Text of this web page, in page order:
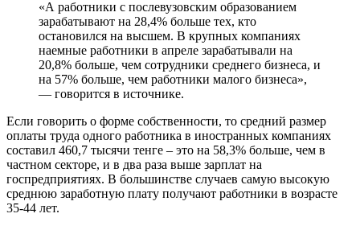
«А работники с послевузовским образованием
зарабатывают на 28,4% больше тех, кто
остановился на высшем. В крупных компаниях
наемные работники в апреле зарабатывали на
20,8% больше, чем сотрудники среднего бизнеса, и
на 57% больше, чем работники малого бизнеса»,
— говорится в источнике.
Если говорить о форме собственности, то средний размер
оплаты труда одного работника в иностранных компаниях
составил 460,7 тысячи тенге – это на 58,3% больше, чем в
частном секторе, и в два раза выше зарплат на
госпредприятиях. В большинстве случаев самую высокую
среднюю заработную плату получают работники в возрасте
35-44 лет.